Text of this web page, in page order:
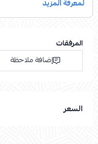
المرفقات
إضافة ملاحظة
السعر